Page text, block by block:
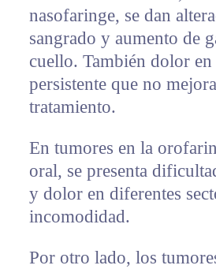
nasofaringe, se dan
sangrado y aumento de
cuello. También dolor
persistente que no
tratamiento.
En tumores en la
oral, se presenta
y dolor en diferentes
incomodidad.
Por otro lado, los